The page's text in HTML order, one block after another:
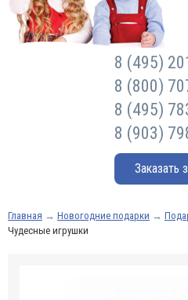
8 (495)
8 (800)
8 (495)
8 (903)
Заказать
Главная → Новогодние подарки →
Чудесные игрушки